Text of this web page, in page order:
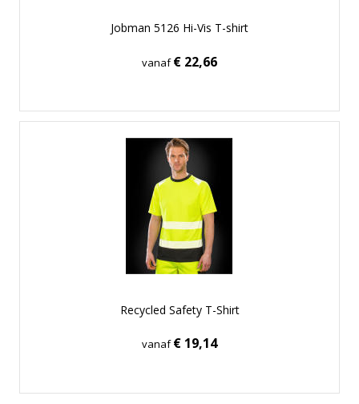
Jobman 5126 Hi-Vis T-shirt
vanaf€ 22,66
Recycled Safety T-Shirt
vanaf€ 19,14